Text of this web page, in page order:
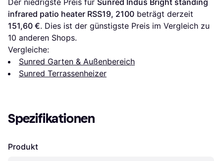
Der niedrigste Preis für Sunred Indus Bright standing
infrared patio heater RSS19, 2100
151,60 €
10 anderen Shops.
Vergleiche:
Sunred Garten & Außenbereich
Sunred Terrassenheizer
Spezifikationen
Produkt